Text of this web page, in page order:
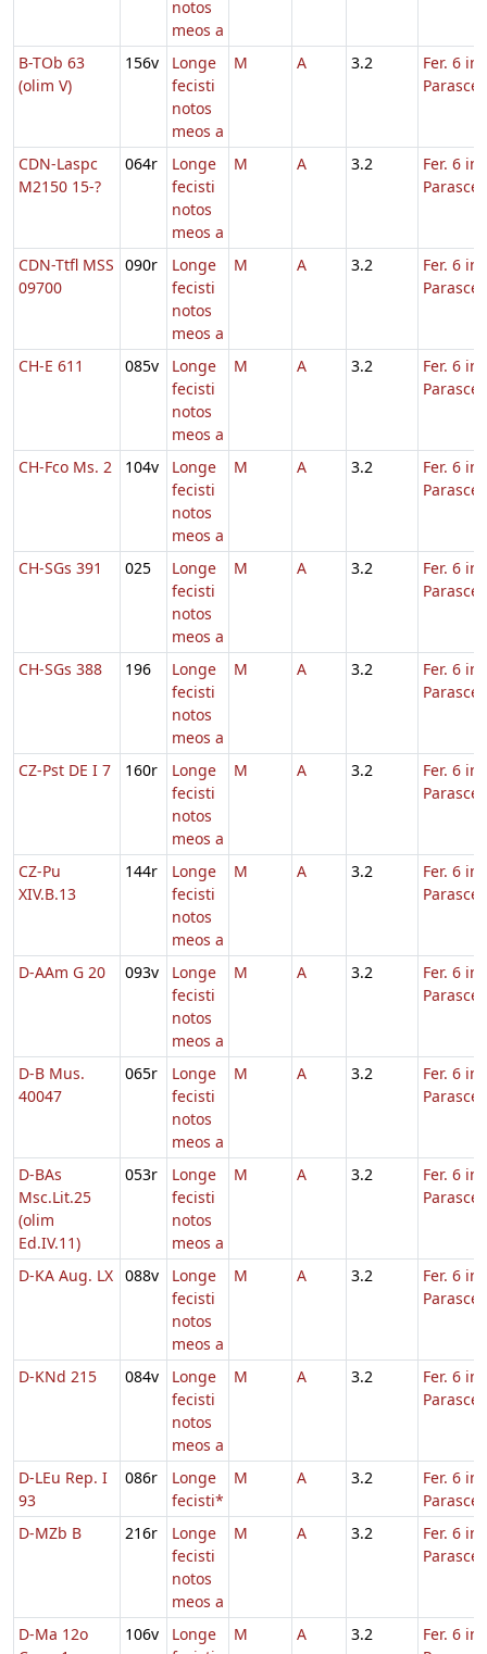
notos
meos a
B-TOb 63
(olim V)
156v
Longe
fecisti
notos
meos a
M A 3.2
Fer. 6 in
CDN-Laspc
M2150 15-?
064r
Longe
fecisti
notos
meos a
M A 3.2
Fer. 6 in
CDN-Ttfl MSS
09700
090r
Longe
fecisti
notos
meos a
M A 3.2
Fer. 6 in
CH-E 611 085v
Longe
fecisti
notos
meos a
M A 3.2
Fer. 6 in
CH-Fco Ms. 2 104v
Longe
fecisti
notos
meos a
M A 3.2
Fer. 6 in
CH-SGs 391 025
Longe
fecisti
notos
meos a
M A 3.2
Fer. 6 in
CH-SGs 388 196
Longe
fecisti
notos
meos a
M A 3.2
Fer. 6 in
CZ-Pst DE I 7 160r
Longe
fecisti
notos
meos a
M A 3.2
Fer. 6 in
CZ-Pu
XIV.B.13
144r
Longe
fecisti
notos
meos a
M A 3.2
Fer. 6 in
D-AAm G 20 093v
Longe
fecisti
notos
meos a
M A 3.2
Fer. 6 in
D-B Mus.
40047
065r
Longe
fecisti
notos
meos a
M A 3.2
Fer. 6 in
D-BAs
Msc.Lit.25
(olim
Ed.IV.11)
053r
Longe
fecisti
notos
meos a
M A 3.2
Fer. 6 in
D-KA Aug. LX 088v
Longe
fecisti
notos
meos a
M A 3.2
Fer. 6 in
D-KNd 215 084v
Longe
fecisti
notos
meos a
M A 3.2
Fer. 6 in
D-LEu Rep. I
93
086r
Longe
fecisti*
M A 3.2
Fer. 6 in
D-MZb B
216r
Longe
fecisti
notos
meos a
M A 3.2
Fer. 6 in
D-Ma 12o
106v
Longe
M A 3.2
Fer. 6 in